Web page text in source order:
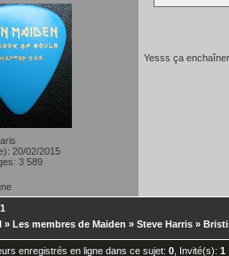
20/02/2015
3 589
Yesss ça
1
» Les membres de Maiden » Steve Harris »
enregistrés en ligne dans ce sujet: 0 , Invité(s): 1